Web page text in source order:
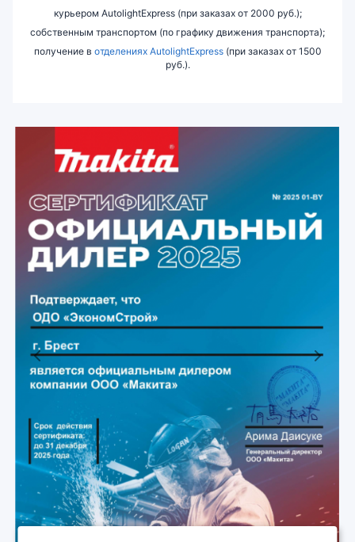
курьером AutolightExpress (при заказах от 2000 руб.);
собственным транспортом (по графику движения транспорта);
получение в отделениях AutolightExpress(при заказах от 1500
руб.).
Previous Next